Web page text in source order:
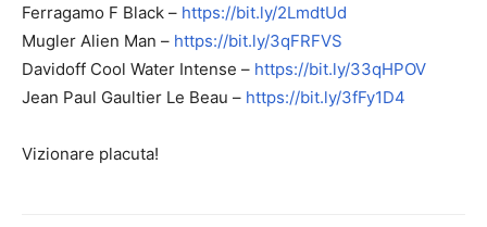
Ferragamo F Black – https://bit.ly/2LmdtUd
Mugler Alien Man – https://bit.ly/3qFRFVS
Davidoff Cool Water Intense – https://bit.ly/33qHPOV
Jean Paul Gaultier Le Beau – https://bit.ly/3fFy1D4
Vizionare placuta!